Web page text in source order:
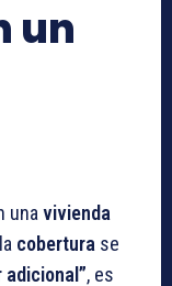
un
unavivienda
cobertura se
adicional”, es